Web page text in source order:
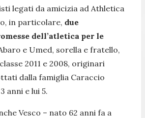
legati da amicizia ad Athletica
in particolare, due
dell’atletica per le
e Umed, sorella e fratello,
2011 e 2008, originari
dalla famiglia Caraccio
anni e lui 5.
Vesco – nato 62 anni fa a